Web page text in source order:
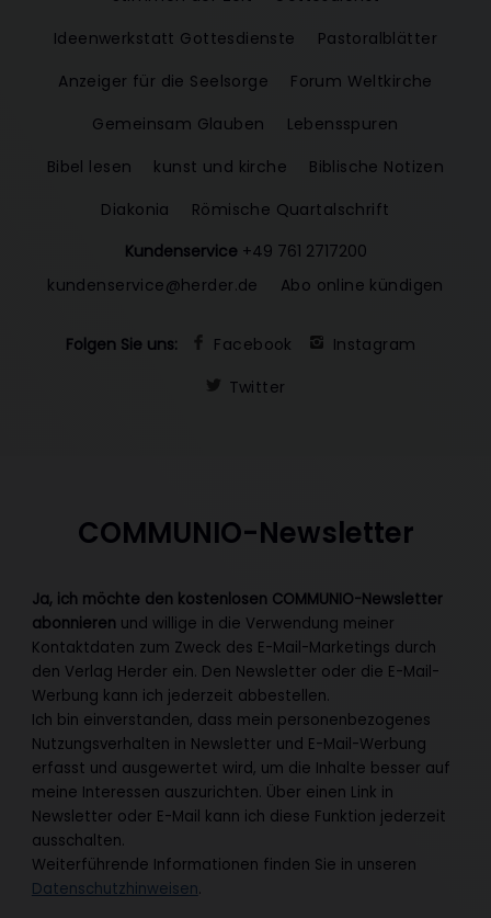
Ideenwerkstatt Gottesdienste
Pastoralblätter
Anzeiger für die Seelsorge
Forum Weltkirche
Gemeinsam Glauben
Lebensspuren
Bibel lesen
kunst und kirche
Biblische Notizen
Diakonia
Römische Quartalschrift
Kundenservice +49 761 2717200
kundenservice@herder.de
Abo online kündigen
Folgen Sie uns: Facebook
Instagram
Twitter
COMMUNIO-Newsletter
Ja, ich möchte den kostenlosen COMMUNIO-Newsletter
abonnieren und willige in die Verwendung meiner
Kontaktdaten zum Zweck des E-Mail-Marketings durch
den Verlag Herder ein. Den Newsletter oder die E-Mail-
Werbung kann ich jederzeit abbestellen.
Ich bin einverstanden, dass mein personenbezogenes
Nutzungsverhalten in Newsletter und E-Mail-Werbung
erfasst und ausgewertet wird, um die Inhalte besser auf
meine Interessen auszurichten. Über einen Link in
Newsletter oder E-Mail kann ich diese Funktion jederzeit
ausschalten.
Weiterführende Informationen finden Sie in unseren
Datenschutzhinweisen.